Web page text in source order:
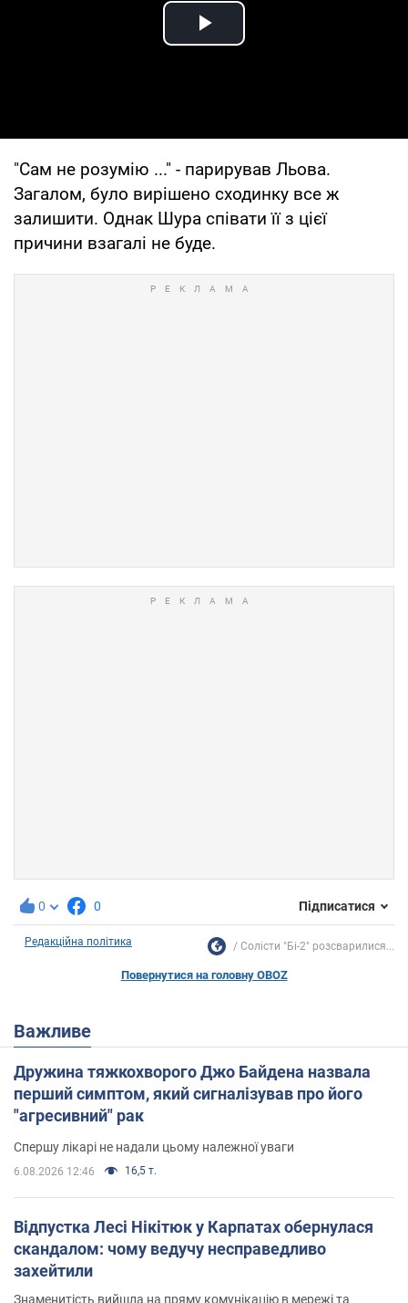
Play Video
"Сам не розумію ..." - парирував Льова.
Загалом, було вирішено сходинку все ж
залишити. Однак Шура співати її з цієї
причини взагалі не буде.
0 0 Підписатися
Редакційна політика Солісти "Бі-2" розсварилися...
Повернутися на головну OBOZ
Важливе
Дружина тяжкохворого Джо Байдена назвала
перший симптом, який сигналізував про його
"агресивний" рак
Спершу лікарі не надали цьому належної уваги
6.08.2026 12:46 16,5 т.
Відпустка Лесі Нікітюк у Карпатах обернулася
скандалом: чому ведучу несправедливо
захейтили
Знаменитість вийшла на пряму комунікацію в мережі та